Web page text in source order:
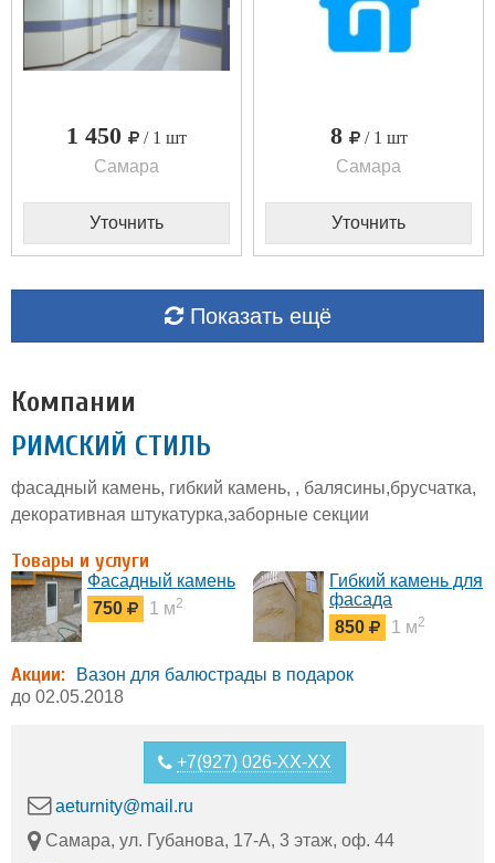
1 450
/ 1 шт
Самара
Уточнить
8
/ 1 шт
Самара
Уточнить
Показать ещё
Компании
РИМСКИЙ СТИЛЬ
фасадный камень, гибкий камень, , балясины,брусчатка,
декоративная штукатурка,заборные секции
Товары и услуги
Фасадный камень
750
1 м2
Гибкий камень для
фасада
850
1 м2
Акции:
Вазон для балюстрады в подарок
до 02.05.2018
+7(927) 026-XX-XX
aeturnity@mail.ru
Самара, ул. Губанова, 17-А, 3 этаж, оф. 44